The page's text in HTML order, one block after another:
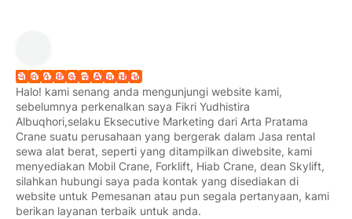
Fikri Yudhistira Albuqhori
Halo! kami senang anda mengunjungi website kami,
sebelumnya perkenalkan saya Fikri Yudhistira
Albuqhori,selaku Eksecutive Marketing dari Arta Pratama
Crane suatu perusahaan yang bergerak dalam Jasa rental
sewa alat berat, seperti yang ditampilkan diwebsite, kami
menyediakan Mobil Crane, Forklift, Hiab Crane, dean Skylift,
silahkan hubungi saya pada kontak yang disediakan di
website untuk Pemesanan atau pun segala pertanyaan, kami
berikan layanan terbaik untuk anda.